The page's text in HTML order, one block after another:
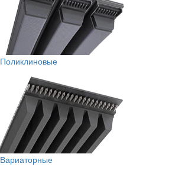
Поликлиновые
Вариаторные